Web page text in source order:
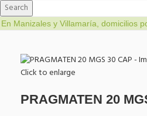
Search
En Manizales y Villamaría, domicilios
Click to enlarge
PRAGMATEN 20